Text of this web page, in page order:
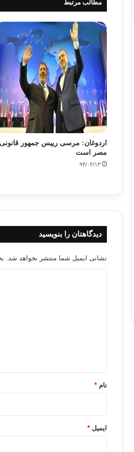
مطالب مرتبط
اردوغان: مرسی رییس جمهور قانونی
مصر است
۹۴/۰۴/۱۳
دیدگاهتان را بنویسید
نشانی ایمیل شما منتشر نخواهد شد.
نام *
ایمیل *